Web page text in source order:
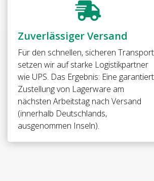
•
stufenlos
einstellbare
Nulllage
•
für
&
mm

Zuverlässiger Versand
Für den schnellen, sicheren Transport
setzen wir auf starke Logistikpartner
wie UPS. Das Ergebnis: Eine
Zustellung von Lagerware am
nächsten Arbeitstag nach Versand
(innerhalb Deutschlands,
ausgenommen Inseln).